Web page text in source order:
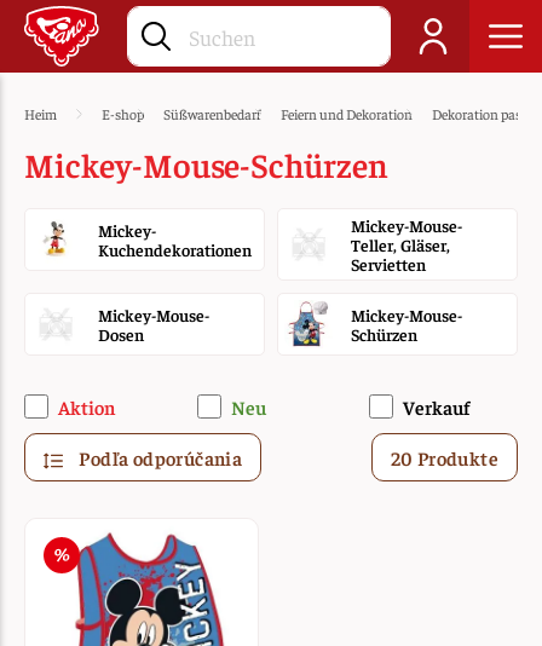
Heim E-shop Süßwarenbedarf Feiern und Dekoration Dekoration
Mickey-Mouse-Schürzen
Mickey-
Kuchendekorationen
Mickey-Mouse-
Teller, Gläser,
Servietten
Mickey-Mouse-
Dosen
Mickey-Mouse-
Schürzen
Aktion Neu Verkauf
Podľa odporúčania 20 Produkte